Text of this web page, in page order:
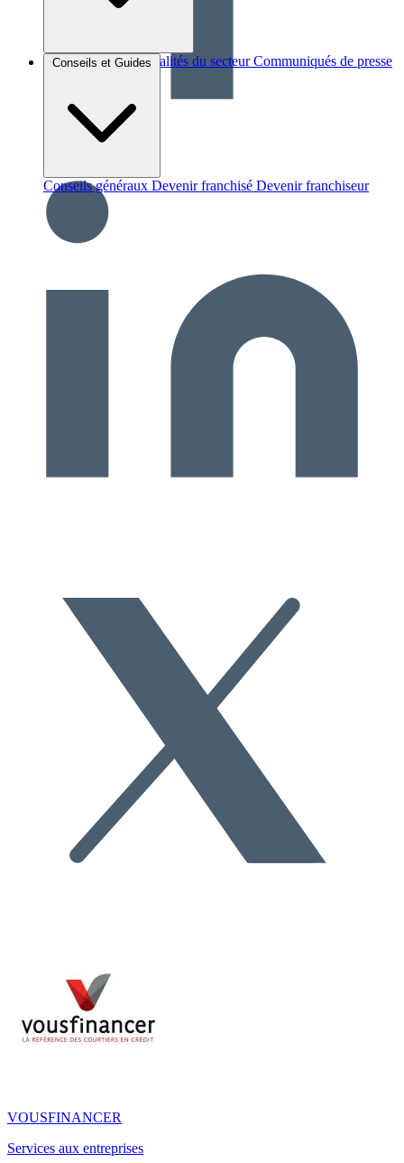
Brèves et actus Actualités du secteur Communiqués de presse
Conseils et Guides
Conseils généraux Devenir franchisé Devenir franchiseur
VOUSFINANCER
Services aux entreprises